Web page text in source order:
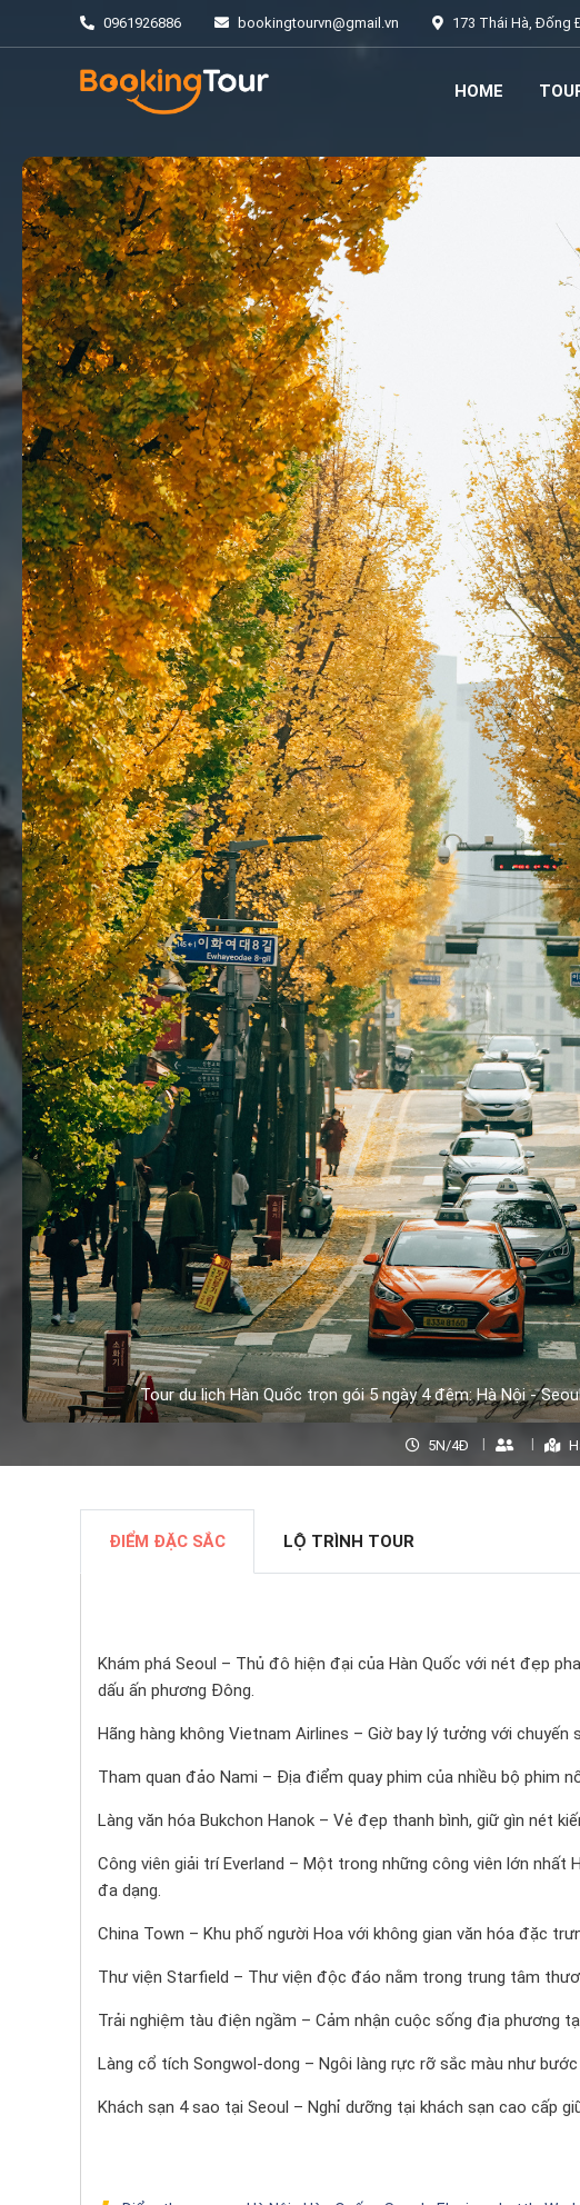
0961926886 bookingtourvn@gmail.vn 173 Thái Hà, Đống
HOME
Tour du lịch Hàn Quốc trọn gói 5 ngày 4 đêm: Hà Nội -
5N/4Đ
ĐIỂM ĐẶC SẮC LỘ TRÌNH TOUR
Khám phá Seoul – Thủ đô hiện đại của Hàn Quốc với nét đẹp
dấu ấn phương Đông.
Hãng hàng không Vietnam Airlines – Giờ bay lý tưởng với
Tham quan đảo Nami – Địa điểm quay phim của nhiều bộ phim
Làng văn hóa Bukchon Hanok – Vẻ đẹp thanh bình, giữ gìn nét
Công viên giải trí Everland – Một trong những công viên lớn nhất
đa dạng.
China Town – Khu phố người Hoa với không gian văn hóa đặc
Thư viện Starfield – Thư viện độc đáo nằm trong trung tâm
Trải nghiệm tàu điện ngầm – Cảm nhận cuộc sống địa phương
Làng cổ tích Songwol-dong – Ngôi làng rực rỡ sắc màu như
Khách sạn 4 sao tại Seoul – Nghỉ dưỡng tại khách sạn cao cấp